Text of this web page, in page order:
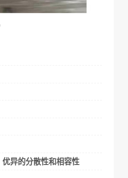
异的分散性和相容性